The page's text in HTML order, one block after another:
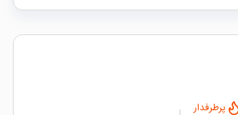
پرطرفدار